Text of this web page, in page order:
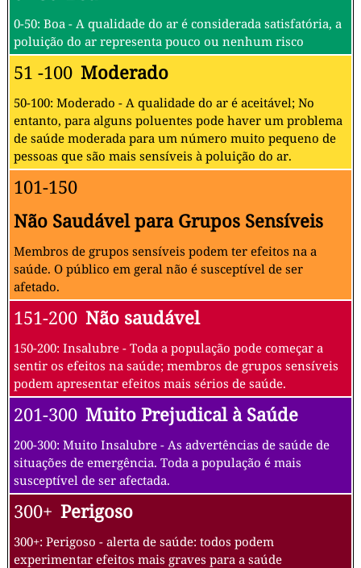
0-50: Boa - A qualidade do ar é considerada satisfatória, a
poluição do ar representa pouco ou nenhum risco
51 -100 Moderado
50-100: Moderado - A qualidade do ar é aceitável; No
entanto, para alguns poluentes pode haver um problema
de saúde moderada para um número muito pequeno de
pessoas que são mais sensíveis à poluição do ar.
101-150
Não Saudável para Grupos Sensíveis
Membros de grupos sensíveis podem ter efeitos na a
saúde. O público em geral não é susceptível de ser
afetado.
151-200 Não saudável
150-200: Insalubre - Toda a população pode começar a
sentir os efeitos na saúde; membros de grupos sensíveis
podem apresentar efeitos mais sérios de saúde.
201-300 Muito Prejudical à Saúde
200-300: Muito Insalubre - As advertências de saúde de
situações de emergência. Toda a população é mais
susceptível de ser afectada.
300+ Perigoso
300+: Perigoso - alerta de saúde: todos podem
experimentar efeitos mais graves para a saúde